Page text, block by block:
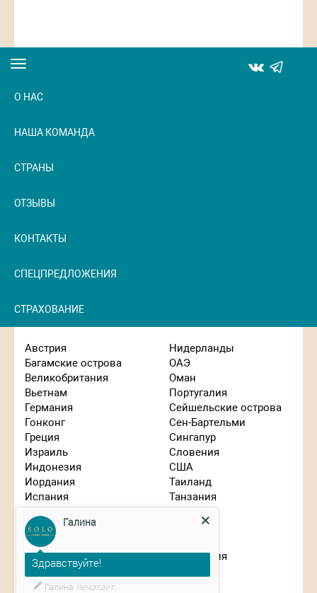
Toggle
О НАС
НАША КОМАНДА
СТРАНЫ
ОТЗЫВЫ
КОНТАКТЫ
СПЕЦПРЕДЛОЖЕНИЯ
СТРАХОВАНИЕ
Австрия
Багамские острова
Великобритания
Вьетнам
Германия
Гонконг
Греция
Израиль
Индонезия
Иордания
Испания
Италия
Кипр
Китай
Маврикий
Мальдивы
Марокко
Нидерланды
ОАЭ
Оман
Португалия
Сейшельские острова
Сен-Бартельми
Сингапур
Словения
США
Таиланд
Танзания
Турция
Франция
Швейцария
Галина
Здравствуйте!
Галина печатает...